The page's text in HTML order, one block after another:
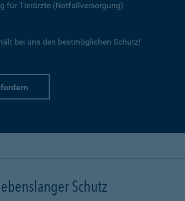
für Tierärzte (Notfallversorgung)
bei uns den bestmöglichen Schutz!
Schutz